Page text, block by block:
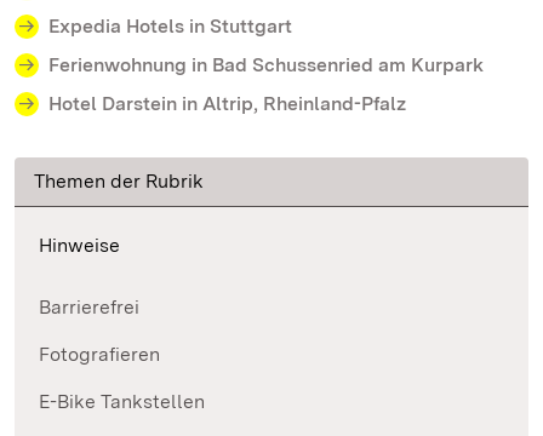
Expedia Hotels in Stuttgart
Ferienwohnung in Bad Schussenried am Kurpark
Hotel Darstein in Altrip, Rheinland-Pfalz
Themen der Rubrik
Hinweise
Barrierefrei
Fotografieren
E-Bike Tankstellen